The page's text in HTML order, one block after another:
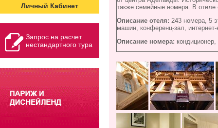
Личный Кабинет
Запрос на расчет
нестандартного тура
также семейные номера. В отеле
Описание отеля: 243 номера, 5
машин, конференц-зал,
Описание номера: